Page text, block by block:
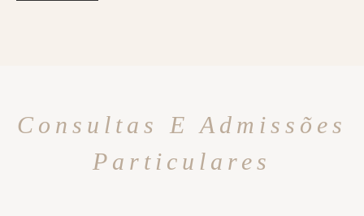
Consultas E Admissões
Particulares